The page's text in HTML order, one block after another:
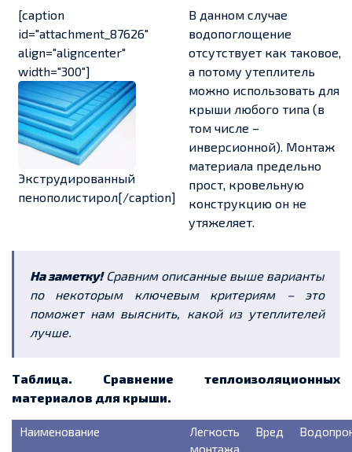
[caption
id="attachment_87626"
align="aligncenter"
width="300"]
Экструдированный
пенополистирол[/caption]
В данном случае
водопоглощение
отсутствует как таковое,
а потому утеплитель
можно использовать для
крыши любого типа (в
том числе –
инверсионной). Монтаж
материала предельно
прост, кровельную
конструкцию он не
утяжеляет.
На заметку!Сравним описанные выше варианты
по некоторым ключевым критериям – это
поможет нам выяснить, какой из утеплителей
лучше.
Таблица. Сравнение теплоизоляционных
материалов для крыши.
Наименование
Легкость
монтажа
Вред